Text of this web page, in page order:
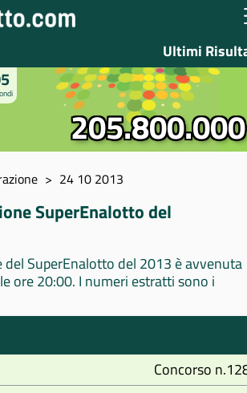
Ultimi
205.800.000
24 10 2013
SuperEnalotto del
del SuperEnalotto del 2013 è avvenuta
ore 20:00. I numeri estratti sono i
Concorso